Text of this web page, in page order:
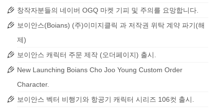
창작자분들의 네이버 OGQ 마켓 기피 및 주의를 요망합니다.
보이안스(Boians) (주)이미지클릭 과 저작권 위탁 계약 파기(해
제)
보이안스 캐릭터 주문 제작 (오더페이지) 출시.
New Launching Boians Cho Joo Young Custom Order
Character.
보이안스 벡터 비행기와 항공기 캐릭터 시리즈 106컷 출시.